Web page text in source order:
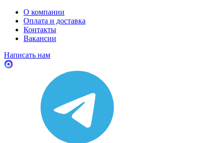
О компании
Оплата и доставка
Контакты
Вакансии
Написать нам